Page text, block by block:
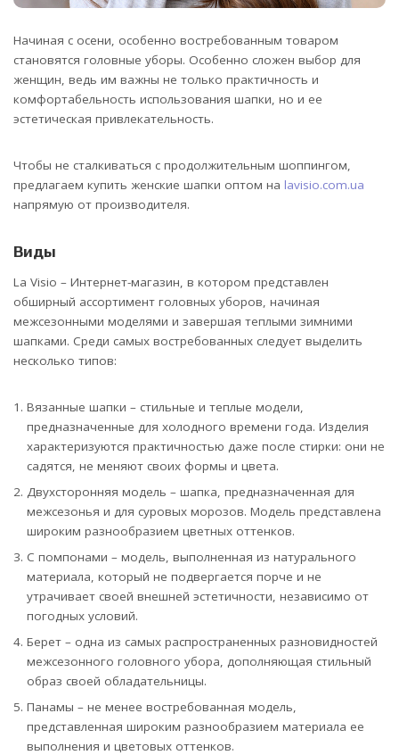
Начиная с осени, особенно востребованным товаром
становятся головные уборы. Особенно сложен выбор для
женщин, ведь им важны не только практичность и
комфортабельность использования шапки, но и ее
эстетическая привлекательность.
Чтобы не сталкиваться с продолжительным шоппингом,
предлагаем купить женские шапки оптом на lavisio.com.ua
напрямую от производителя.
Виды
La Visio – Интернет-магазин, в котором представлен
обширный ассортимент головных уборов, начиная
межсезонными моделями и завершая теплыми зимними
шапками. Среди самых востребованных следует выделить
несколько типов:
Вязанные шапки – стильные и теплые модели,
предназначенные для холодного времени года. Изделия
характеризуются практичностью даже после стирки: они не
садятся, не меняют своих формы и цвета.
Двухсторонняя модель – шапка, предназначенная для
межсезонья и для суровых морозов. Модель представлена
широким разнообразием цветных оттенков.
С помпонами – модель, выполненная из натурального
материала, который не подвергается порче и не
утрачивает своей внешней эстетичности, независимо от
погодных условий.
Берет – одна из самых распространенных разновидностей
межсезонного головного убора, дополняющая стильный
образ своей обладательницы.
Панамы – не менее востребованная модель,
представленная широким разнообразием материала ее
выполнения и цветовых оттенков.